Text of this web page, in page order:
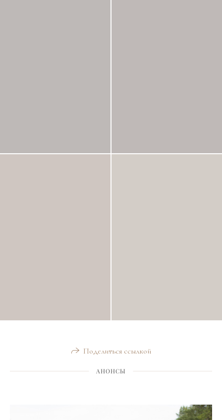
Поделиться ссылкой
АНОНСЫ